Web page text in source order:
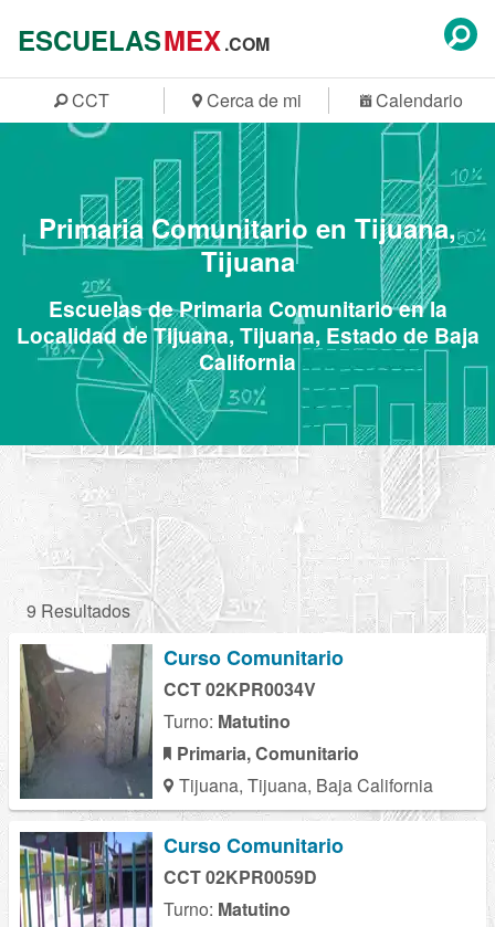
ESCUELASMEX.COM
CCT Cerca de mi Calendario
Primaria Comunitario en Tijuana,
Tijuana
Escuelas de Primaria Comunitario en la
Localidad de Tijuana, Tijuana, Estado de Baja
California
9 Resultados
Curso Comunitario
CCT 02KPR0034V
Turno: Matutino
Primaria, Comunitario
Tijuana, Tijuana, Baja California
Curso Comunitario
CCT 02KPR0059D
Turno: Matutino